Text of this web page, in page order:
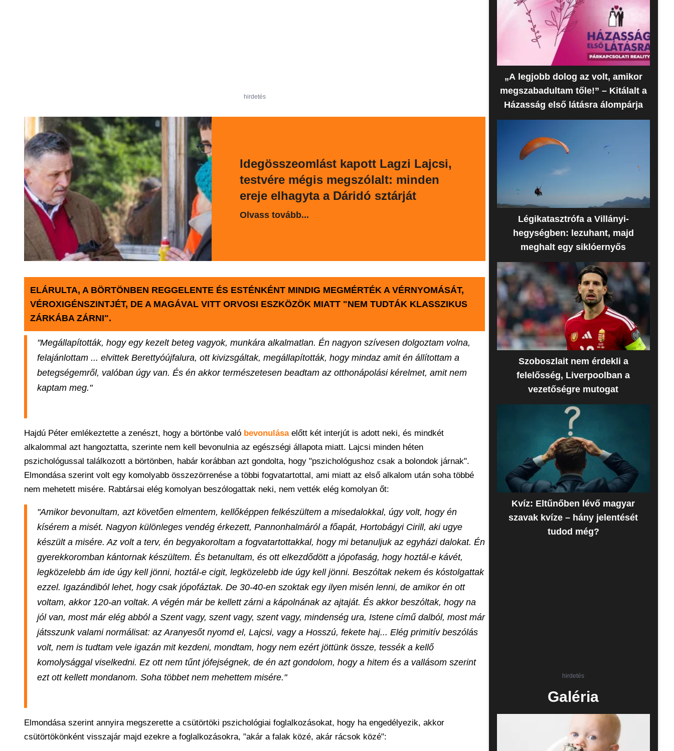
hirdetés
Idegösszeomlást kapott Lagzi Lajcsi,
testvére mégis megszólalt: minden
ereje elhagyta a Dáridó sztárját
Olvass tovább...
ELÁRULTA, A BÖRTÖNBEN REGGELENTE ÉS ESTÉNKÉNT MINDIG MEGMÉRTÉK A VÉRNYOMÁSÁT,
VÉROXIGÉNSZINTJÉT, DE A MAGÁVAL VITT ORVOSI ESZKÖZÖK MIATT "NEM TUDTÁK KLASSZIKUS
ZÁRKÁBA ZÁRNI".
"Megállapították, hogy egy kezelt beteg vagyok, munkára alkalmatlan. Én nagyon szívesen dolgoztam volna,
felajánlottam ... elvittek Berettyóújfalura, ott kivizsgáltak, megállapították, hogy mindaz amit én állítottam a
betegségemről, valóban úgy van. És én akkor természetesen beadtam az otthonápolási kérelmet, amit nem
kaptam meg."
Hajdú Péter emlékeztette a zenészt, hogy a börtönbe való bevonulásaelőtt két interjút is adott neki, és mindkét
alkalommal azt hangoztatta, szerinte nem kell bevonulnia az egészségi állapota miatt. Lajcsi minden héten
pszichológussal találkozott a börtönben, habár korábban azt gondolta, hogy "pszichológushoz csak a bolondok járnak".
Elmondása szerint volt egy komolyabb összezörrenése a többi fogvatartottal, ami miatt az első alkalom után soha többé
nem mehetett misére. Rabtársai elég komolyan beszólogattak neki, nem vették elég komolyan őt:
"Amikor bevonultam, azt követően elmentem, kellőképpen felkészültem a misedalokkal, úgy volt, hogy én
kísérem a misét. Nagyon különleges vendég érkezett, Pannonhalmáról a főapát, Hortobágyi Cirill, aki ugye
készült a misére. Az volt a terv, én begyakoroltam a fogvatartottakkal, hogy mi betanuljuk az egyházi dalokat. Én
gyerekkoromban kántornak készültem. És betanultam, és ott elkezdődött a jópofaság, hogy hoztál-e kávét,
legközelebb ám ide úgy kell jönni, hoztál-e cigit, legközelebb ide úgy kell jönni. Beszóltak nekem és kóstolgattak
ezzel. Igazándiból lehet, hogy csak jópofáztak. De 30-40-en szoktak egy ilyen misén lenni, de amikor én ott
voltam, akkor 120-an voltak. A végén már be kellett zárni a kápolnának az ajtaját. És akkor beszóltak, hogy na
jól van, most már elég abból a Szent vagy, szent vagy, szent vagy, mindenség ura, Istene című dalból, most már
játsszunk valami normálisat: az Aranyesőt nyomd el, Lajcsi, vagy a Hosszú, fekete haj... Elég primitív beszólás
volt, nem is tudtam vele igazán mit kezdeni, mondtam, hogy nem ezért jöttünk össze, tessék a kellő
komolysággal viselkedni. Ez ott nem tűnt jófejségnek, de én azt gondolom, hogy a hitem és a vallásom szerint
ezt ott kellett mondanom. Soha többet nem mehettem misére."
Elmondása szerint annyira megszerette a csütörtöki pszichológiai foglalkozásokat, hogy ha engedélyezik, akkor
csütörtökönként visszajár majd ezekre a foglalkozásokra, "akár a falak közé, akár rácsok közé":
„A legjobb dolog az volt, amikor
megszabadultam tőle!” – Kitálalt a
Házasság első látásra álompárja
Légikatasztrófa a Villányi-
hegységben: lezuhant, majd
meghalt egy siklóernyős
Szoboszlait nem érdekli a
felelősség, Liverpoolban a
vezetőségre mutogat
Kvíz: Eltűnőben lévő magyar
szavak kvíze – hány jelentését
tudod még?
hirdetés
Galéria